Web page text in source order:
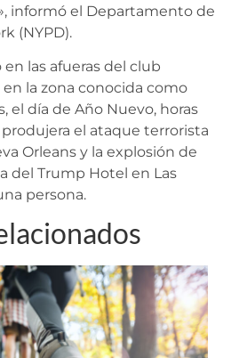
informó el Departamento de
(NYPD).
las afueras del club
en la zona conocida como
el día de Año Nuevo, horas
el ataque terrorista
Orleans y la explosión de
del Trump Hotel en Las
persona.